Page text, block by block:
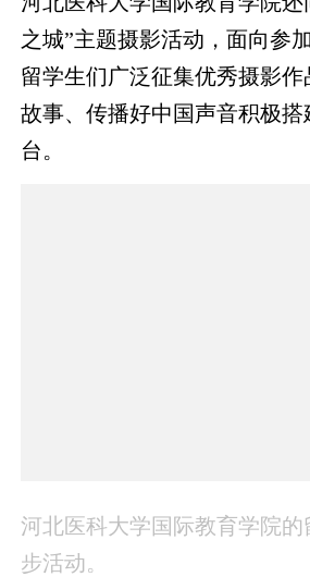
之城”主题摄影活动，面向参
留学生们广泛征集优秀摄影作
故事、传播好中国声音积极
台。
河北医科大学国际教育学院
步活动。